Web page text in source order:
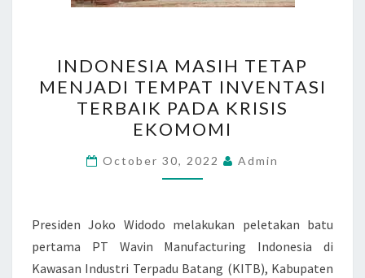
N
D
O
N
E
S
A
M
A
INDONESIA MASIH TETAP
MENJADI TEMPAT INVENTASI
TERBAIK PADA KRISIS
EKOMOMI
October 30, 2022 Admin
Presiden Joko Widodo melakukan peletakan batu
pertama PT Wavin Manufacturing Indonesia di
Kawasan Industri Terpadu Batang (KITB), Kabupaten